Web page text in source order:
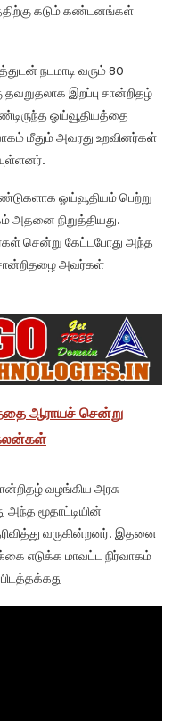
கடும் கண்டனங்கள்
நடமாடி வரும் 80
இறப்பு சான்றிதழ்
ஓய்வூதியத்தை
மீதும் அவரது உறவினர்கள்
ஓய்வூதியம் பெற்று
அதனை நிறுத்தியது.
சென்று கேட்டபோது அந்த
சான்றிதழை அவர்கள்
ஆராயச் சென்று
வழங்கிய அரசு
மூதாட்டியின்
வருகின்றனர். இதனை
எடுக்க மாவட்ட நிர்வாகம்